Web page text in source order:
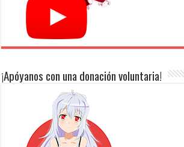
¡Apóyanos con una donación voluntaria!